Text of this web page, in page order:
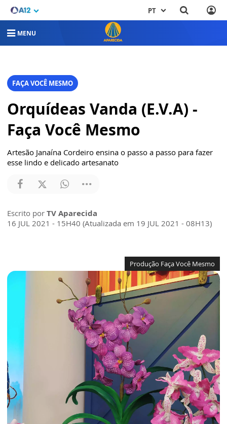
PT
MENU
FAÇA VOCÊ MESMO
Orquídeas Vanda (E.V.A) -
Faça Você Mesmo
Artesão Janaína Cordeiro ensina o passo a passo para fazer
esse lindo e delicado artesanato
Escrito por TV Aparecida
16 JUL 2021 - 15H40 (Atualizada em 19 JUL 2021 - 08H13)
Produção Faça Você Mesmo